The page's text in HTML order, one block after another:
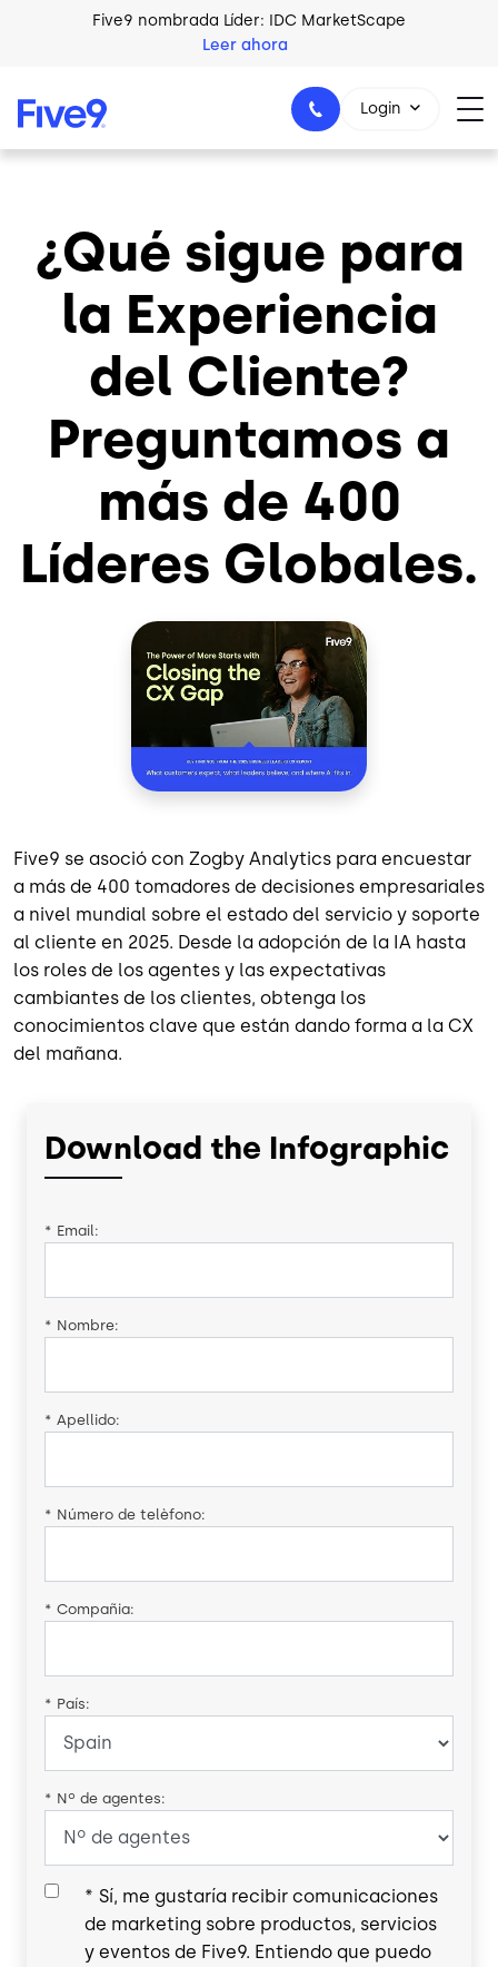
Skip to main contentFive9 nombrada Líder: IDC MarketScape
Leer ahora
+44-330-808-5300
Login
¿Qué sigue para
la Experiencia
del Cliente?
Preguntamos a
más de 400
Líderes Globales.
Five9 se asoció con Zogby Analytics para encuestar
a más de 400 tomadores de decisiones empresariales
a nivel mundial sobre el estado del servicio y soporte
al cliente en 2025. Desde la adopción de la IA hasta
los roles de los agentes y las expectativas
cambiantes de los clientes, obtenga los
conocimientos clave que están dando forma a la CX
del mañana.
Download the Infographic
* Email:
* Nombre:
* Apellido:
* Número de telèfono:
* Compañia:
* País:
* Nº de agentes:
* Sí, me gustaría recibir comunicaciones
de marketing sobre productos, servicios
y eventos de Five9. Entiendo que puedo